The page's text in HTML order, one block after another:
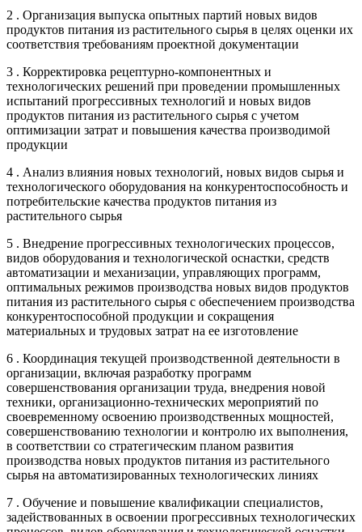
2 . Организация выпуска опытных партий новых видов
продуктов питания из растительного сырья в целях оценки их
соответствия требованиям проектной документации
3 . Корректировка рецептурно-компонентных и
технологических решений при проведении промышленных
испытаний прогрессивных технологий и новых видов
продуктов питания из растительного сырья с учетом
оптимизации затрат и повышения качества производимой
продукции
4 . Анализ влияния новых технологий, новых видов сырья и
технологического оборудования на конкурентоспособность и
потребительские качества продуктов питания из
растительного сырья
5 . Внедрение прогрессивных технологических процессов,
видов оборудования и технологической оснастки, средств
автоматизации и механизации, управляющих программ,
оптимальных режимов производства новых видов продуктов
питания из растительного сырья с обеспечением производства
конкурентоспособной продукции и сокращения
материальных и трудовых затрат на ее изготовление
6 . Координация текущей производственной деятельности в
организации, включая разработку программ
совершенствования организации труда, внедрения новой
техники, организационно-технических мероприятий по
своевременному освоению производственных мощностей,
совершенствованию технологии и контролю их выполнения,
в соответствии со стратегическим планом развития
производства новых продуктов питания из растительного
сырья на автоматизированных технологических линиях
7 . Обучение и повышение квалификации специалистов,
задействованных в освоении прогрессивных технологических